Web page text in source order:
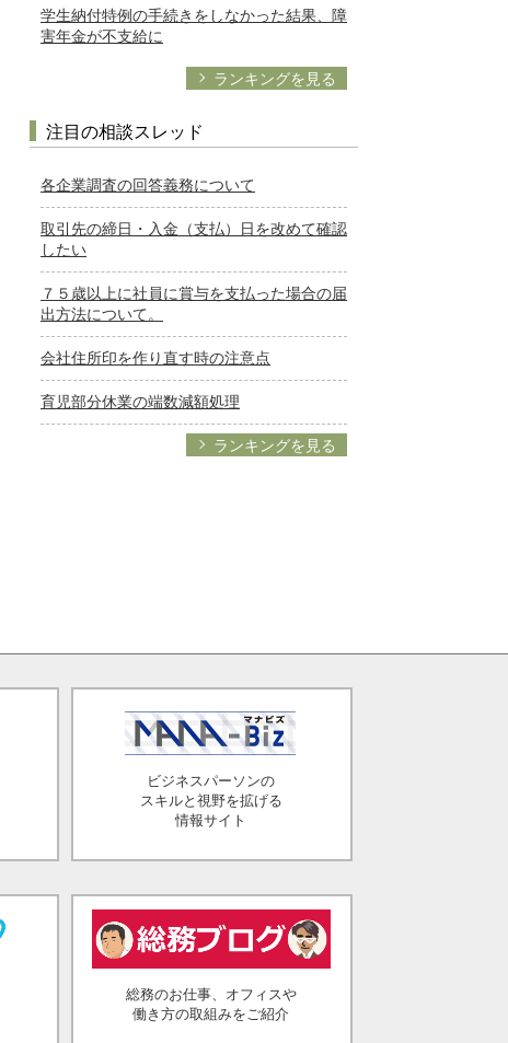
学生納付特例の手続きをしなかった結果、障
害年金が不支給に
ランキングを見る
注目の相談スレッド
各企業調査の回答義務について
取引先の締日・入金（支払）日を改めて確認
したい
７５歳以上に社員に賞与を支払った場合の届
出方法について。
会社住所印を作り直す時の注意点
育児部分休業の端数減額処理
ランキングを見る
ビジネスパーソンの
スキルと視野を拡げる
情報サイト
総務のお仕事、オフィスや
働き方の取組みをご紹介